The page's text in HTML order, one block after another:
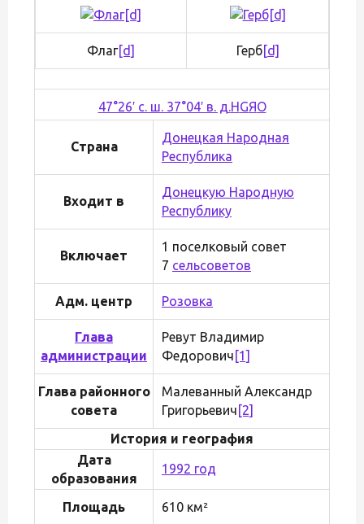
Флаг[d] Герб[d]
47°26′ с. ш. 37°04′ в. д.HGЯO
Страна
Донецкая Народная
Республика
Входит в
Донецкую Народную
Республику
Включает
1 поселковый совет
7 сельсоветов
Адм. центр Розовка
Глава
администрации
Ревут Владимир
Федорович [1]
Глава районного
совета
Малеванный Александр
Григорьевич [2]
История и география
Дата
образования
1992 год
Площадь 610 км²